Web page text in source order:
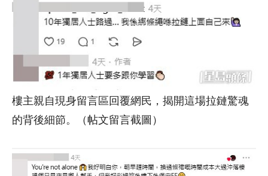
樓主親自現身留言區回覆網民，揭開這場拉鏈驚魂
的背後細節。（帖文留言截圖）